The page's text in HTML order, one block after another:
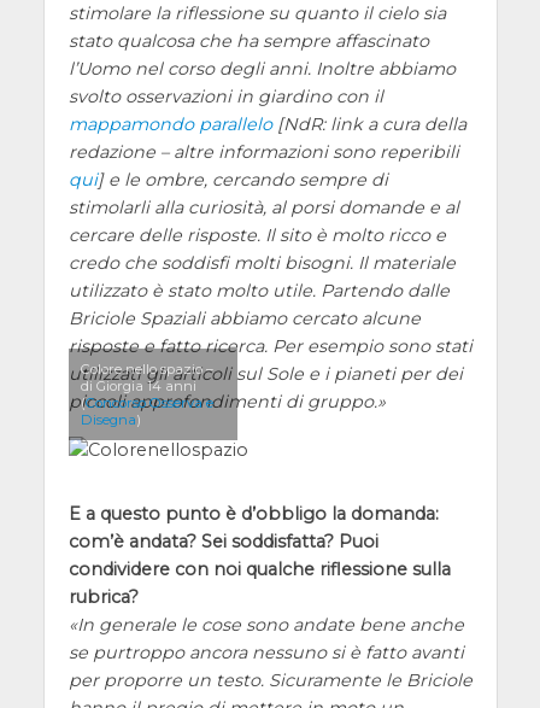
stimolare la riflessione su quanto il cielo sia
stato qualcosa che ha sempre affascinato
l’Uomo nel corso degli anni. Inoltre abbiamo
svolto osservazioni in giardino con il
mappamondo parallelo[NdR: link a cura della
redazione – altre informazioni sono reperibili
qui] e le ombre, cercando sempre di
stimolarli alla curiosità, al porsi domande e al
cercare delle risposte. Il sito è molto ricco e
credo che soddisfi molti bisogni. Il materiale
utilizzato è stato molto utile. Partendo dalle
Briciole Spaziali abbiamo cercato alcune
risposte e fatto ricerca. Per esempio sono stati
utilizzati gli articoli sul Sole e i pianeti per dei
piccoli approfondimenti di gruppo.
Colore nello spazio –
di Giorgia 14 anni
(Concorso Osserva e
Disegna)
E a questo punto è d’obbligo la domanda:
com’è andata? Sei soddisfatta? Puoi
condividere con noi qualche riflessione sulla
rubrica?
In generale le cose sono andate bene anche
se purtroppo ancora nessuno si è fatto avanti
per proporre un testo. Sicuramente le Briciole